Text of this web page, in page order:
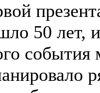
50 лет,
события